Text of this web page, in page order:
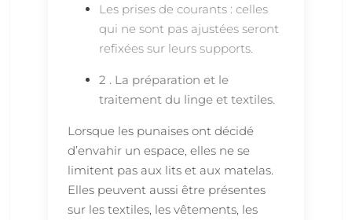
Les prises de courants : celles
qui ne sont pas ajustées seront
refixées sur leurs supports.
2 . La préparation et le
traitement du linge et textiles.
Lorsque les punaises ont décidé
d’envahir un espace, elles ne se
limitent pas aux lits et aux matelas.
Elles peuvent aussi être présentes
sur les textiles, les vêtements, les